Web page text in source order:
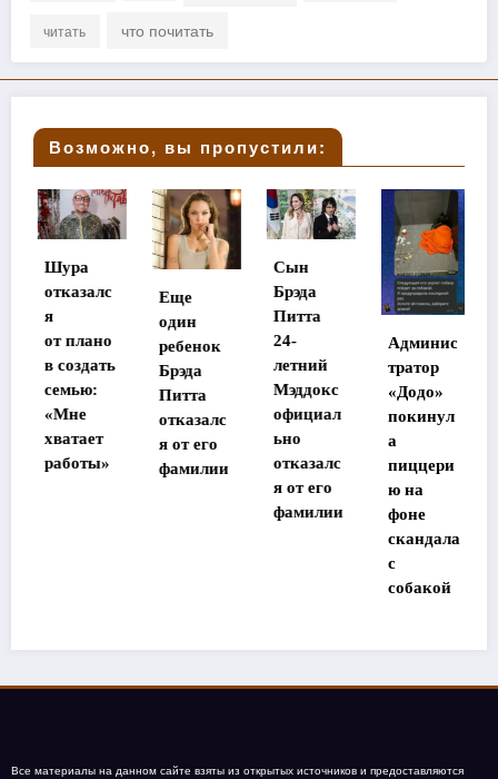
читать что почитать
Возможно, вы пропустили:
Шура
отказалс
я
от плано
в создать
семью:
«Мне
хватает
работы»
Еще
один
ребенок
Брэда
Питта
отказалс
я от его
фамилии
Сын
Брэда
Питта
24-
летний
Мэддокс
официал
ьно
отказалс
я от его
фамилии
Админис
тратор
«Додо»
покинул
а
пиццери
ю на
фоне
скандала
с
собакой
Все материалы на данном сайте взяты из открытых источников и предоставляются